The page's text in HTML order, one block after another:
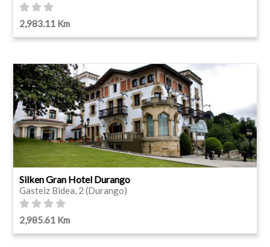
2,983.11 Km
Silken Gran Hotel Durango
Gasteiz Bidea, 2 (Durango)
2,985.61 Km